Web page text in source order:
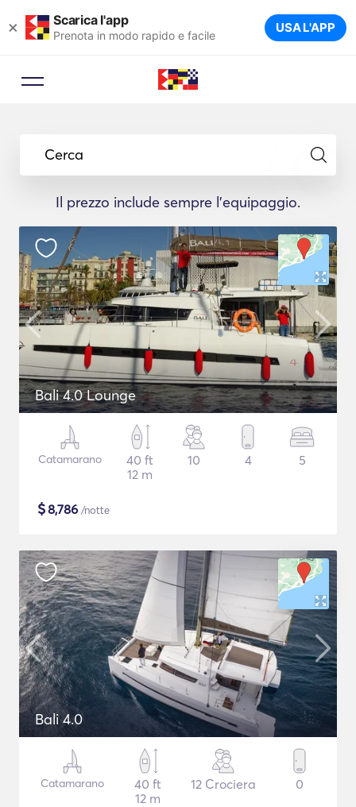
× Scarica l'app
Prenota in modo rapido e facile USA L'APP
Cerca
Il prezzo include sempre l'equipaggio.
Bali 4.0 Lounge
Catamarano
40 ft
12 m
10 4 5
$8,786 /notte
Bali 4.0
Catamarano
40 ft
12 m
12 Crociera 0